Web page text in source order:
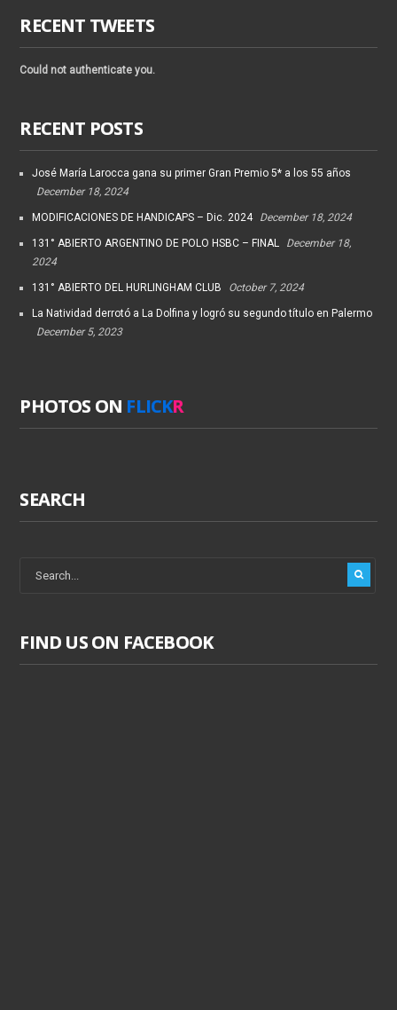
RECENT TWEETS
Could not authenticate you.
RECENT POSTS
José María Larocca gana su primer Gran Premio 5* a los 55 años
December 18, 2024
MODIFICACIONES DE HANDICAPS – Dic. 2024 December 18, 2024
131° ABIERTO ARGENTINO DE POLO HSBC – FINAL
December 18,
2024
131° ABIERTO DEL HURLINGHAM CLUB October 7, 2024
La Natividad derrotó a La Dolfina y logró su segundo título en Palermo
December 5, 2023
PHOTOS ON FLICKR
SEARCH
FIND US ON FACEBOOK